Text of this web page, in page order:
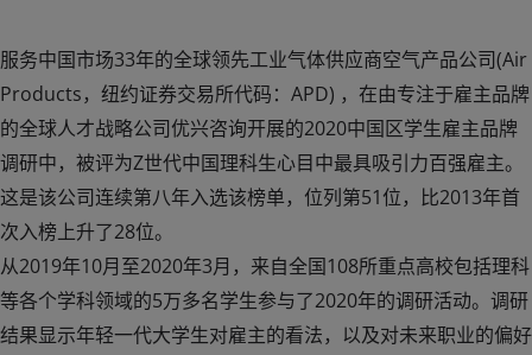
服务中国市场33年的全球领先工业气体供应商空气产品公司(Air
Products，纽约证券交易所代码：APD) ，在由专注于雇主品牌
的全球人才战略公司优兴咨询开展的2020中国区学生雇主品牌
调研中，被评为Z世代中国理科生心目中最具吸引力百强雇主。
这是该公司连续第八年入选该榜单，位列第51位，比2013年首
次入榜上升了28位。
从2019年10月至2020年3月，来自全国108所重点高校包括理科
等各个学科领域的5万多名学生参与了2020年的调研活动。调研
结果显示年轻一代大学生对雇主的看法，以及对未来职业的偏好